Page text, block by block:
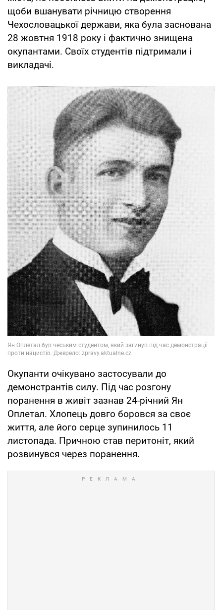
щоби вшанувати річницю створення
Чехословацької держави, яка була заснована
28 жовтня 1918 року і фактично знищена
окупантами. Своїх студентів підтримали і
викладачі.
Окупанти очікувано застосували до
демонстрантів силу. Під час розгону
поранення в живіт зазнав 24-річний Ян
Оплетал. Хлопець довго боровся за своє
життя, але його серце зупинилось 11
листопада. Причною став перитоніт, який
розвинувся через поранення.